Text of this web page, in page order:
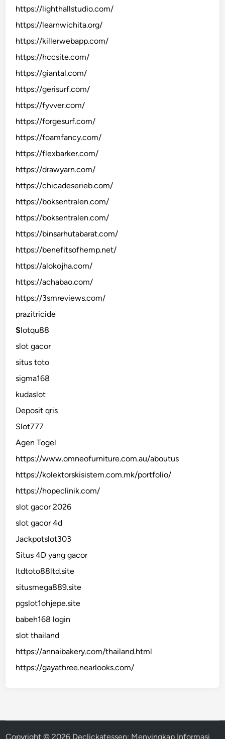
https://lighthallstudio.com/
https://learnwichita.org/
https://killerwebapp.com/
https://hccsite.com/
https://giantal.com/
https://gerisurf.com/
https://fyvver.com/
https://forgesurf.com/
https://foamfancy.com/
https://flexbarker.com/
https://drawyarn.com/
https://chicadeserieb.com/
https://boksentralen.com/
https://boksentralen.com/
https://binsarhutabarat.com/
https://benefitsofhemp.net/
https://alokojha.com/
https://achabao.com/
https://3smreviews.com/
prazitricide
Slotqu88
slot gacor
situs toto
sigma168
kudaslot
Deposit qris
Slot777
Agen Togel
https://www.omneofurniture.com.au/aboutus
https://kolektorskisistem.com.mk/portfolio/
https://hopeclinik.com/
slot gacor 2026
slot gacor 4d
Jackpotslot303
Situs 4D yang gacor
ltdtoto88ltd.site
situsmega889.site
pgslot1ohjepe.site
babeh168 login
slot thailand
https://annaibakery.com/thailand.html
https://gayathree.nearlooks.com/
Copyright © 2026 Declickatessen: Menyingkap Informasi